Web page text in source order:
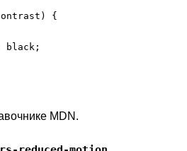
{
black;
MDN.